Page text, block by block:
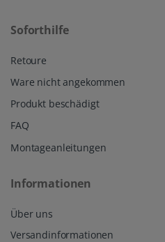
Soforthilfe
Retoure
Ware nicht angekommen
Produkt beschädigt
FAQ
Montageanleitungen
Informationen
Über uns
Versandinformationen